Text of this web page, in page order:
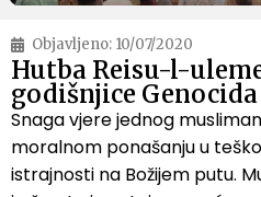
Objavljeno: 10/07/2020
Hutba Reisu-l-
godišnjice
Snaga vjere jednog
moralnom ponašanju u
istrajnosti na Božijem putu.